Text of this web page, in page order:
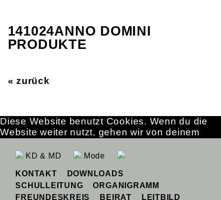
141024ANNO DOMINI
PRODUKTE
« zurück
KD & MD Mode
KONTAKT
DOWNLOADS
SCHULLEITUNG
ORGANIGRAMM
FREUNDESKREIS
BEIRAT LEITBILD
Diese Website benutzt Cookies. Wenn du die
Website weiter nutzt, gehen wir von deinem